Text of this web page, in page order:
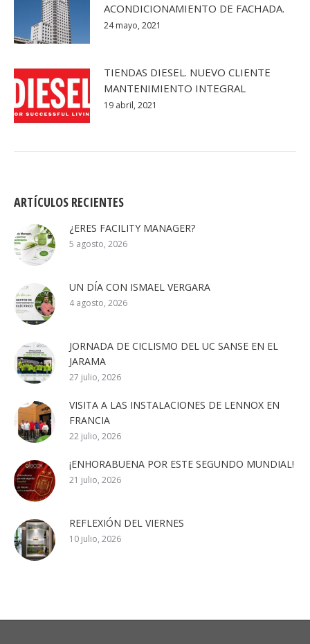
ACONDICIONAMIENTO DE FACHADA.
24 mayo, 2021
TIENDAS DIESEL. NUEVO CLIENTE
MANTENIMIENTO INTEGRAL
19 abril, 2021
ARTÍCULOS RECIENTES
¿ERES FACILITY MANAGER?
5 agosto, 2026
UN DÍA CON ISMAEL VERGARA
4 agosto, 2026
JORNADA DE CICLISMO DEL UC SANSE EN EL
JARAMA
27 julio, 2026
VISITA A LAS INSTALACIONES DE LENNOX EN
FRANCIA
22 julio, 2026
¡ENHORABUENA POR ESTE SEGUNDO MUNDIAL!
21 julio, 2026
REFLEXIÓN DEL VIERNES
10 julio, 2026